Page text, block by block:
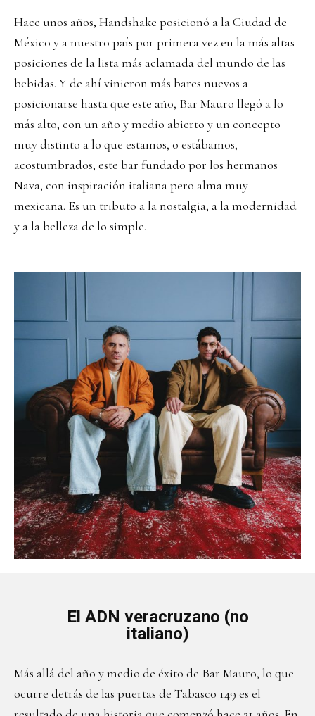
Hace unos años, Handshake posicionó a la Ciudad de
México y a nuestro país por primera vez en la más altas
posiciones de la lista más aclamada del mundo de las
bebidas. Y de ahí vinieron más bares nuevos a
posicionarse hasta que este año, Bar Mauro llegó a lo
más alto, con un año y medio abierto y un concepto
muy distinto a lo que estamos, o estábamos,
acostumbrados, este bar fundado por los hermanos
Nava, con inspiración italiana pero alma muy
mexicana. Es un tributo a la nostalgia, a la modernidad
y a la belleza de lo simple.
El ADN veracruzano (no
italiano)
Más allá del año y medio de éxito de Bar Mauro, lo que
ocurre detrás de las puertas de Tabasco 149 es el